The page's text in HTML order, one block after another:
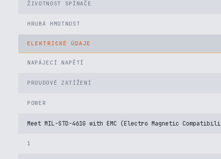
ŽIVOTNOST SPÍNAČE
HRUBÁ HMOTNOST
ELEKTRICKÉ ÚDAJE
NAPÁJECÍ NAPĚTÍ
PROUDOVÉ ZATÍŽENÍ
POWER
Meet MIL-STD-461G with EMC (Electro Magnetic
1